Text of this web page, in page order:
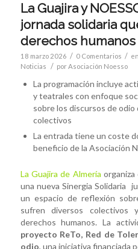
La Guajira y
jornada solidaria
derechos humanos
18 marzo 2026 / 0 Comentarios / en
Noticias
/ porAsociación Noesso
La programación incluye
y teatrales con enfoque
sobre los discursos de
colectivos
La entrada tiene un coste
beneficio de la Asociación
La Guajira de Almería
una nueva Sinergia Solidaria
un espacio de reflexión
sufren diversos
derechos humanos. La
proyecto ReTo, Red de
odio, una iniciativa financiada